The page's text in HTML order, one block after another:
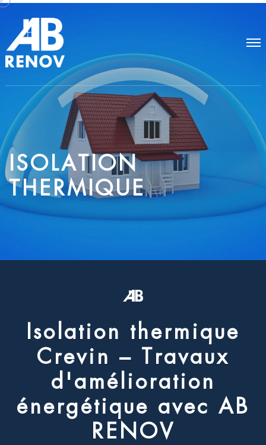
ISOLATION
THERMIQUE
Iso ation thermique
Crevin – Travaux
d 'amé ioration
énergétique avec AB
RE NOV